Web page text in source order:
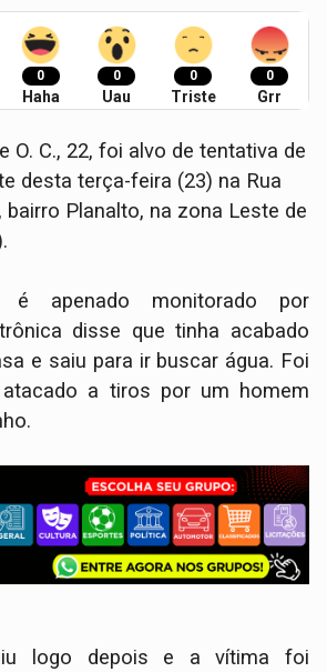
0
Haha
0
Uau
0
Triste
0
Grr
O. C., 22, foi alvo de tentativa de
desta terça-feira (23) na Rua
bairro Planalto, na zona Leste de
apenado monitorado por
disse que tinha acabado
e saiu para ir buscar água. Foi
atacado a tiros por um homem
logo depois e a vítima foi